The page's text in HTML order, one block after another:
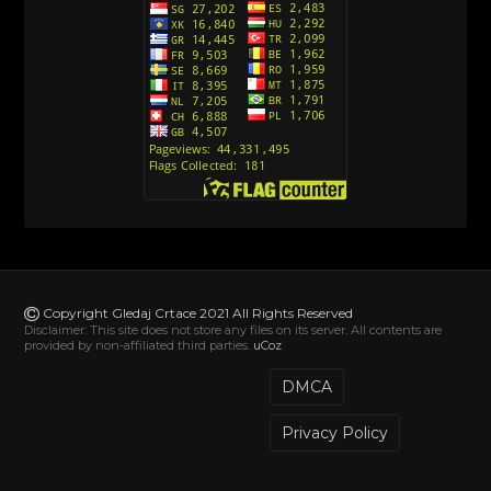
Andjeoski Prijatelji (Sinhronizovano na Srpski)
Ajkuca (Sharkdog) Sinhronizovano na Srpski
Alvin i veverice (Alvinnn!!! And the Chipmunks)
Sinhronizovano na Srpski
Avanture Mačka u čizmama (Sinhronizovano na
[78]
Abominable The Invisible (2022) Sinhronizovano
Akademija za jednoroge (Unicorn Academy)
Copyright Gledaj Crtace 2021 All Rights Reserved
Disclaimer: This site does not store any files on its server. All contents are
provided by non-affiliated third parties. uCoz
DMCA
Privacy Policy